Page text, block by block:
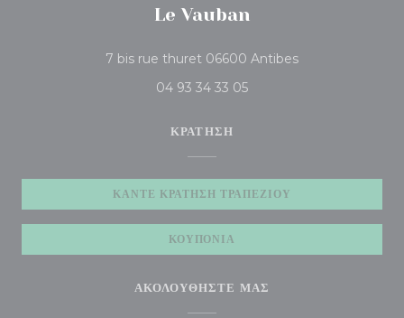
Le Vauban
7 bis rue thuret 06600 Antibes((ανοίγει σε νέο
04 93 34 33 05
ΚΡΆΤΗΣΗ
ΚΆΝΤΕ ΚΡΆΤΗΣΗ ΤΡΑΠΕΖΙΟΎ
ΚΟΥΠΌΝΙΑ
ΑΚΟΛΟΥΘΉΣΤΕ ΜΑΣ